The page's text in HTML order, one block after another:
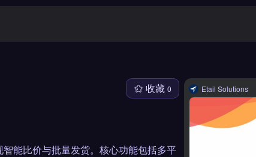
收藏 0
能比价与批量发货。核心功能包括多平
Etail Solutions